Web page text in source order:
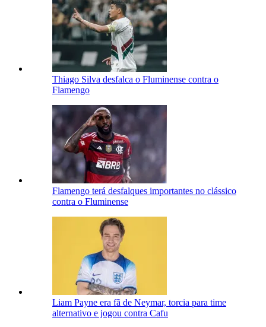
Thiago Silva desfalca o Fluminense contra o
Flamengo
Flamengo terá desfalques importantes no clássico
contra o Fluminense
Liam Payne era fã de Neymar, torcia para time
alternativo e jogou contra Cafu